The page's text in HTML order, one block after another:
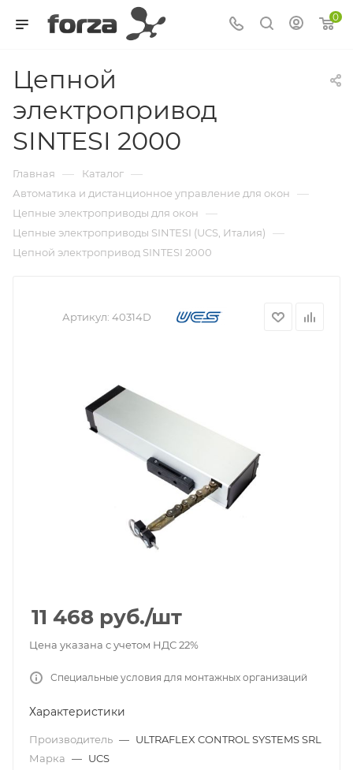
0
Цепной
электропривод
SINTESI 2000
Главная — Каталог —
Автоматика и дистанционное управление для окон —
Цепные электроприводы для окон —
Цепные электроприводы SINTESI (UCS, Италия) —
Цепной электропривод SINTESI 2000
Артикул: 40314D
11 468 руб./шт
Цена указана с учетом НДС 22%
Специальные условия для монтажных организаций
Характеристики
Производитель — ULTRAFLEX CONTROL SYSTEMS SRL
Марка — UCS